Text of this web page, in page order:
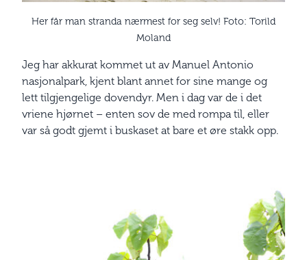
Her får man stranda nærmest for seg selv! Foto: Torild
Moland
Jeg har akkurat kommet ut av Manuel Antonio
nasjonalpark, kjent blant annet for sine mange og
lett tilgjengelige dovendyr. Men i dag var de i det
vriene hjørnet – enten sov de med rompa til, eller
var så godt gjemt i buskaset at bare et øre stakk opp.